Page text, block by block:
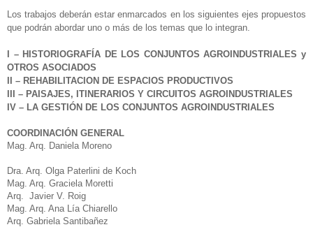
Los trabajos deberán estar enmarcados en los siguientes ejes propuestos
que podrán abordar uno o más de los temas que lo integran.
I – HISTORIOGRAFÍA DE LOS CONJUNTOS AGROINDUSTRIALES y
OTROS ASOCIADOS
II – REHABILITACION DE ESPACIOS PRODUCTIVOS
III – PAISAJES, ITINERARIOS Y CIRCUITOS AGROINDUSTRIALES
IV – LA GESTIÓN DE LOS CONJUNTOS AGROINDUSTRIALES
COORDINACIÓN GENERAL
Mag. Arq. Daniela Moreno
Dra. Arq. Olga Paterlini de Koch
Mag. Arq. Graciela Moretti
Arq. Javier V. Roig
Mag. Arq. Ana Lía Chiarello
Arq. Gabriela Santibañez